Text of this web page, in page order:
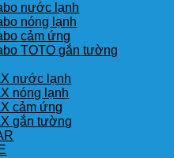
nước lạnh
nóng lạnh
cảm ứng
TOTO gắn tường
nước lạnh
nóng lạnh
cảm ứng
gắn tường